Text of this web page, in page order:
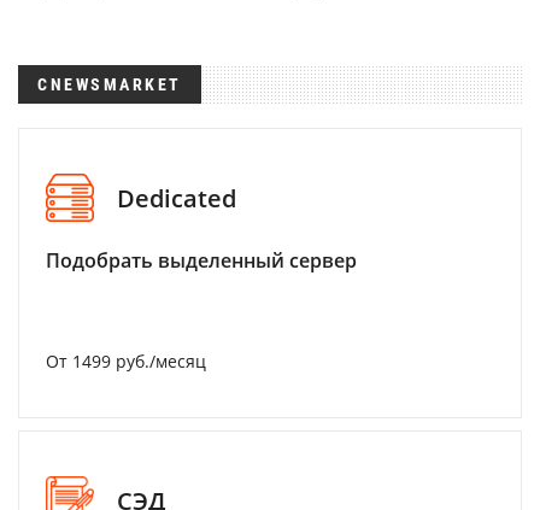
CNEWSMARKET
Dedicated
Подобрать выделенный сервер
От 1499 руб./месяц
СЭД